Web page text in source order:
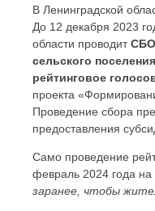
В Ленинградской
До 12 декабря 2023
области проводит
сельского поселения
рейтинговое
проекта
Проведение сбора
предоставления
Само проведение
февраль 2024 года
заранее, чтобы